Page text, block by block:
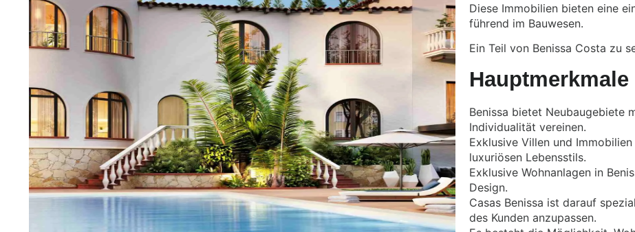
Diese Immobilien bieten eine
führend im Bauwesen.
Ein Teil von Benissa Costa zu
Hauptmerkmale
Benissa bietet Neubaugebiete
Individualität vereinen.
Exklusive Villen und
luxuriösen Lebensstils.
Exklusive Wohnanlagen in
Design.
Casas Benissa ist darauf
des Kunden anzupassen.